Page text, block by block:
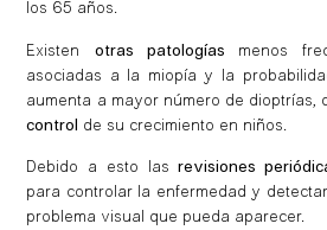
los 65 años.
Existen otras patologías menos
asociadas a la miopía y la
aumenta a mayor número de dioptrías,
control de su crecimiento en niños.
Debido a esto las revisiones
para controlar la enfermedad y
problema visual que pueda aparecer.